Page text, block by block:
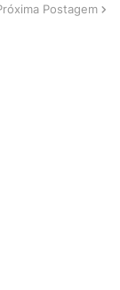
Postagem